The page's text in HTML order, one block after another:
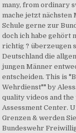
many, from ordinary
mache jetzt nächsten
Schule gerne zur
doch ich habe gehört
richtig ? überzeugen
Deutschland die
jungen Männer
entscheiden. This is
Wehrdienst"" by
quality videos and
Assessment Center.
Grenzen & werden
Bundeswehr